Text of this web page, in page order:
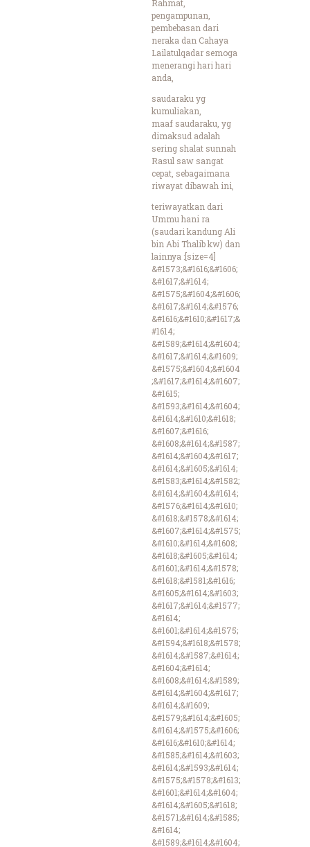
Rahmat,
pengampunan,
pembebasan dari
neraka dan Cahaya
Lailatulqadar semoga
menerangi hari hari
anda,
saudaraku yg
kumuliakan,
maaf saudaraku, yg
dimaksud adalah
sering shalat sunnah
Rasul saw sangat
cepat, sebagaimana
riwayat dibawah ini,
teriwayatkan dari
Ummu hani ra
(saudari kandung Ali
bin Abi Thalib kw) dan
lainnya :[size=4]
&#1573;&#1616;&#1606;
&#1617;&#1614;
&#1575;&#1604;&#1606;
&#1617;&#1614;&#1576;
&#1616;&#1610;&#1617;&
#1614;
&#1589;&#1614;&#1604;
&#1617;&#1614;&#1609;
&#1575;&#1604;&#1604
;&#1617;&#1614;&#1607;
&#1615;
&#1593;&#1614;&#1604;
&#1614;&#1610;&#1618;
&#1607;&#1616;
&#1608;&#1614;&#1587;
&#1614;&#1604;&#1617;
&#1614;&#1605;&#1614;
&#1583;&#1614;&#1582;
&#1614;&#1604;&#1614;
&#1576;&#1614;&#1610;
&#1618;&#1578;&#1614;
&#1607;&#1614;&#1575;
&#1610;&#1614;&#1608;
&#1618;&#1605;&#1614;
&#1601;&#1614;&#1578;
&#1618;&#1581;&#1616;
&#1605;&#1614;&#1603;
&#1617;&#1614;&#1577;
&#1614;
&#1601;&#1614;&#1575;
&#1594;&#1618;&#1578;
&#1614;&#1587;&#1614;
&#1604;&#1614;
&#1608;&#1614;&#1589;
&#1614;&#1604;&#1617;
&#1614;&#1609;
&#1579;&#1614;&#1605;
&#1614;&#1575;&#1606;
&#1616;&#1610;&#1614;
&#1585;&#1614;&#1603;
&#1614;&#1593;&#1614;
&#1575;&#1578;&#1613;
&#1601;&#1614;&#1604;
&#1614;&#1605;&#1618;
&#1571;&#1614;&#1585;
&#1614;
&#1589;&#1614;&#1604;